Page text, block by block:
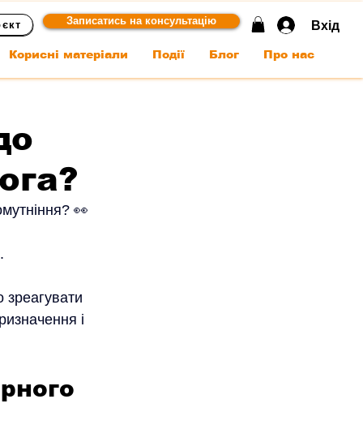
Записатись на консультацію Вхід
Корисні матеріали Події Блог Про нас
👀
і